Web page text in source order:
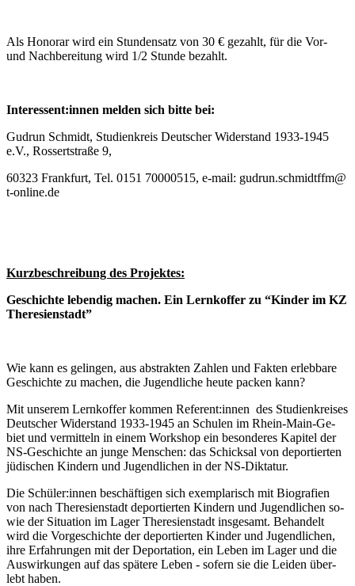
Als Ho­no­rar wird ein Stun­den­satz von 30 € ge­zahlt, für die Vor-
und Nach­be­rei­tung wird 1/2 Stun­de bezahlt.
Interessent:innen mel­den sich bit­te bei:
Gud­run Schmidt, Stu­di­en­kreis Deut­scher Wi­der­stand 1933-1945
e.V., Ros­sert­stra­ße 9,
60323 Frank­furt, Tel. 0151 70000515, e-mail: gudrun.​schmidtffm@​
t-​online.​de
Kurz­be­schrei­bung des Projektes:
Ge­schich­te le­ben­dig ma­chen. Ein Lern­kof­fer zu “Kin­der im KZ
Theresienstadt”
Wie kann es ge­lin­gen, aus abs­trak­ten Zah­len und Fak­ten er­leb­ba­re
Ge­schich­te zu ma­chen, die Ju­gend­li­che heu­te pa­cken kann?
Mit un­se­rem Lern­kof­fer kom­men Referent:innen des Stu­di­en­krei­ses
Deut­scher Wi­der­stand 1933-1945 an Schu­len im Rhein-Main-Ge­
biet und ver­mit­teln in ei­nem Work­shop ein be­son­de­res Ka­pi­tel der
NS-Ge­schich­te an jun­ge Men­schen: das Schick­sal von de­por­tier­ten
jü­di­schen Kin­dern und Ju­gend­li­chen in der NS-Diktatur.
Die Schüler:innen be­schäf­ti­gen sich ex­em­pla­risch mit Bio­gra­fien
von nach The­re­si­en­stadt de­por­tier­ten Kin­dern und Ju­gend­li­chen so­
wie der Si­tua­ti­on im La­ger The­re­si­en­stadt ins­ge­samt. Be­han­delt
wird die Vor­ge­schich­te der de­por­tier­ten Kin­der und Ju­gend­li­chen,
ih­re Er­fah­run­gen mit der De­por­ta­ti­on, ein Le­ben im La­ger und die
Aus­wir­kun­gen auf das spä­te­re Le­ben - so­fern sie die Lei­den über­
lebt haben.